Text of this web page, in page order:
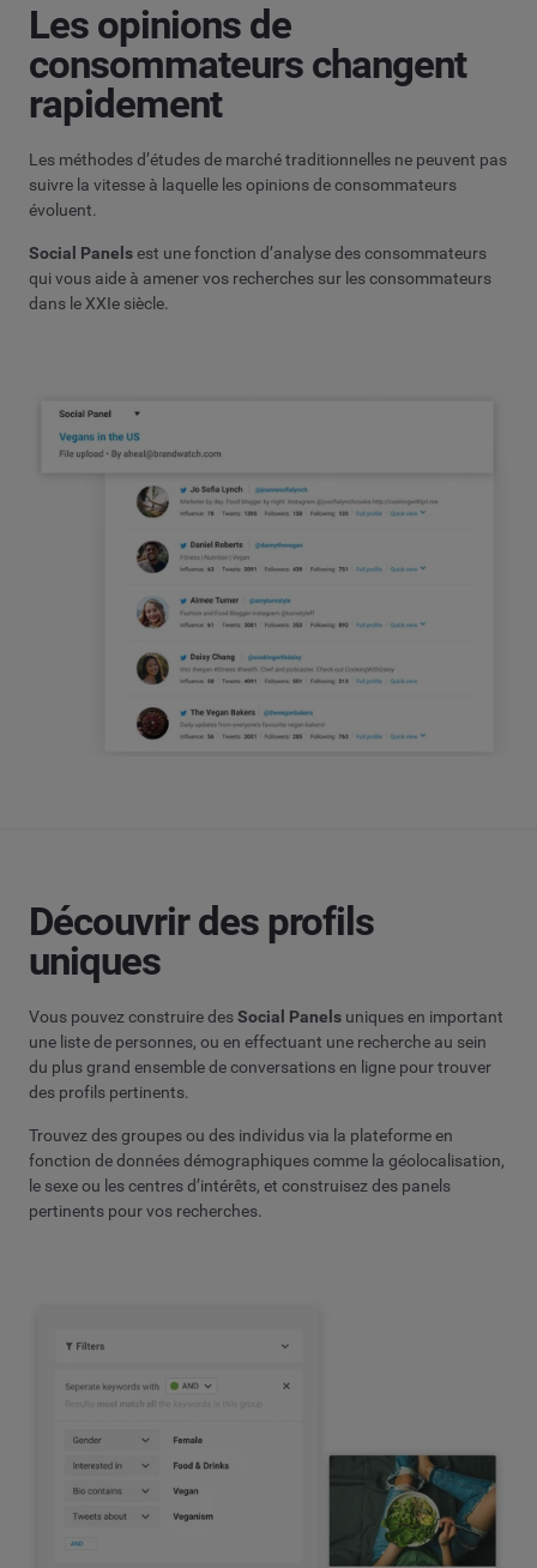
Les opinions de
consommateurs changent
rapidement
Les méthodes d’études de marché traditionnelles ne peuvent pas
suivre la vitesse à laquelle les opinions de consommateurs
évoluent.
Social Panelsest une fonction d’analyse des consommateurs
qui vous aide à amener vos recherches sur les consommateurs
dans le XXIe siècle.
Découvrir des profils
uniques
Vous pouvez construire desSocial Panels uniques en important
une liste de personnes, ou en effectuant une recherche au sein
du plus grand ensemble de conversations en ligne pour trouver
des profils pertinents.
Trouvez des groupes ou des individus via la plateforme en
fonction de données démographiques comme la géolocalisation,
le sexe ou les centres d’intérêts, et construisez des panels
pertinents pour vos recherches.